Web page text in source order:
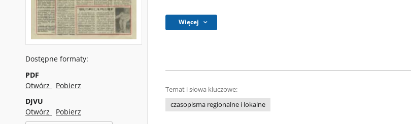
Dostępne formaty:
PDF
Otwórz
Pobierz
DJVU
Otwórz
Pobierz
Więcej
Temat i słowa kluczowe:
czasopisma regionalne i lokalne